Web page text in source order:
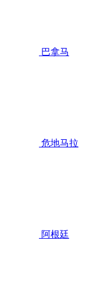
巴拿马
危地马拉
阿根廷